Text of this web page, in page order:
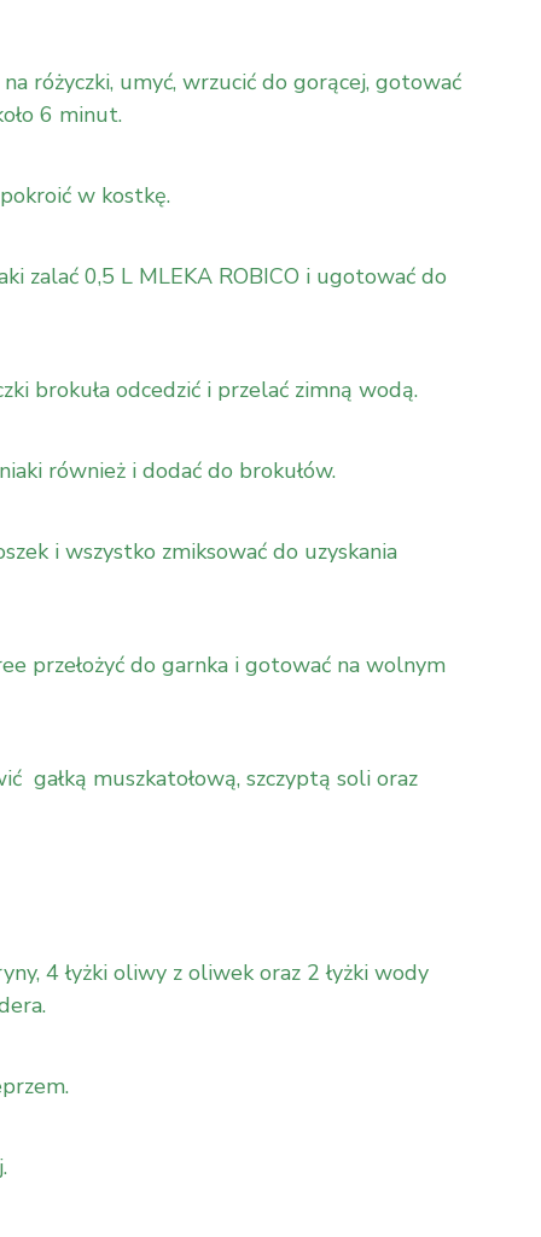
różyczki, umyć, wrzucić do gorącej, gotować
6 minut.
w kostkę.
zalać 0,5 L MLEKA ROBICO i ugotować do
brokuła odcedzić i przelać zimną wodą.
również i dodać do brokułów.
i wszystko zmiksować do uzyskania
przełożyć do garnka i gotować na wolnym
gałką muszkatołową, szczyptą soli oraz
4 łyżki oliwy z oliwek oraz 2 łyżki wody